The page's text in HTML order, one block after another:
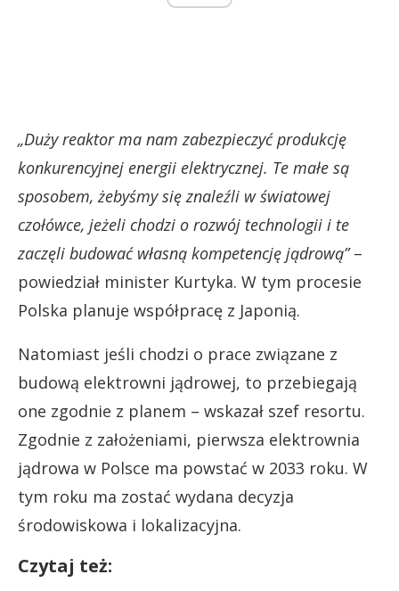
„Duży reaktor ma nam zabezpieczyć produkcję
konkurencyjnej energii elektrycznej. Te małe są
sposobem, żebyśmy się znaleźli w światowej
czołówce, jeżeli chodzi o rozwój technologii i te
zaczęli budować własną kompetencję jądrową”–
powiedział minister Kurtyka. W tym procesie
Polska planuje współpracę z Japonią.
Natomiast jeśli chodzi o prace związane z
budową elektrowni jądrowej, to przebiegają
one zgodnie z planem – wskazał szef resortu.
Zgodnie z założeniami, pierwsza elektrownia
jądrowa w Polsce ma powstać w 2033 roku. W
tym roku ma zostać wydana decyzja
środowiskowa i lokalizacyjna.
Czytaj też: